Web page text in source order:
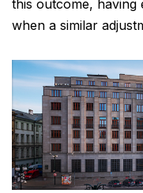
this outcome, having
when a similar